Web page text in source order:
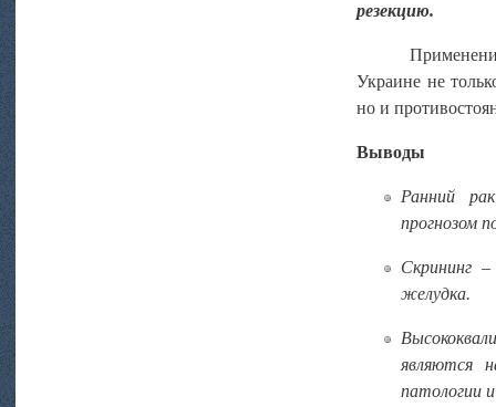
резекцию.
Украине не
но и
Выводы
Ранний
прогнозом
Скрининг
желудка.
являются
патологии